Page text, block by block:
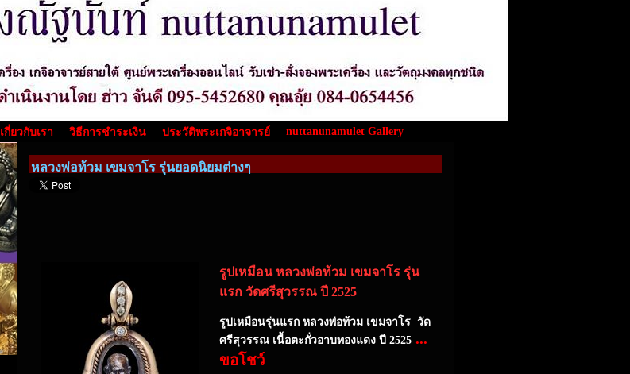
เกี่ยวกับเรา วิธีการชำระเงิน ประวัติพระเกจิอาจารย์ nuttanunamulet Gallery
หลวงพ่อท้วม เขมจาโร รุ่นยอดนิยมต่างๆ
รูปเหมือน หลวงพ่อท้วม เขมจาโร รุ่น
แรก วัดศรีสุวรรณ ปี 2525
รูปเหมือนรุ่นแรก หลวงพ่อท้วม เขมจาโร วัด
ศรีสุวรรณ เนื้อตะกั่วอาบทองแดง ปี 2525 ...
ขอโชว์